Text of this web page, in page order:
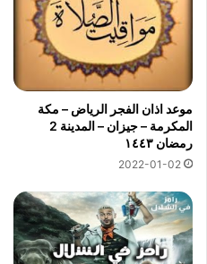
موعد اذان الفجر الرياض – مكة
المكرمة – جيزان – المدينة 2
رمضان ١٤٤٣
2022-01-02